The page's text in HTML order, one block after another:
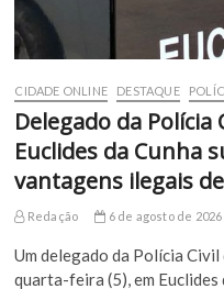
CIDADE ONLINE DESTAQUE
Delegado da
Euclides da Cunha
vantagens ilegais
Redação 6 de agosto de 2026
Um delegado da Polícia
quarta-feira (5), em Euclides